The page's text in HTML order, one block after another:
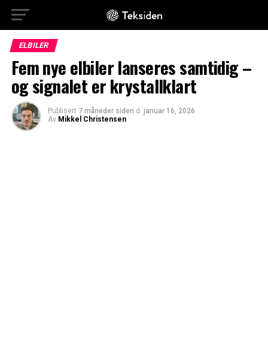
ELBILER
Fem nye elbiler lanseres samtidig –
og signalet er krystallklart
Publisert 7 måneder siden d. januar 16, 2026
Av Mikkel Christensen